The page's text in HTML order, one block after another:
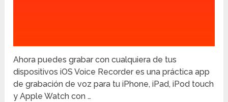
Ahora puedes grabar con cualquiera de tus
dispositivos iOS Voice Recorder es una práctica app
de grabación de voz para tu iPhone, iPad, iPod touch
y Apple Watch con …